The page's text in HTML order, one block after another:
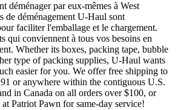
déménager par eux-mêmes à West
déménagement U-Haul sont
faciliter l'emballage et le chargement.
qui conviennent à tous vos besoins en
Whether its boxes, packing tape, bubble
type of packing supplies, U-Haul wants
easier for you. We offer free shipping to
or anywhere within the contiguous U.S.
in Canada on all orders over $100, or
Patriot Pawn for same-day service!